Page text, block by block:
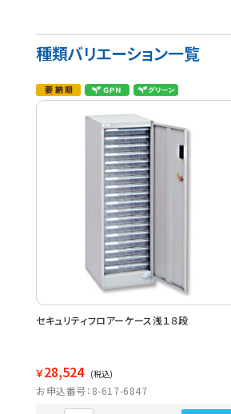
種類バリエーション一覧
セキュリティフロアーケース浅１８段
￥28,524 (税込)
お申込番号：8-617-6847